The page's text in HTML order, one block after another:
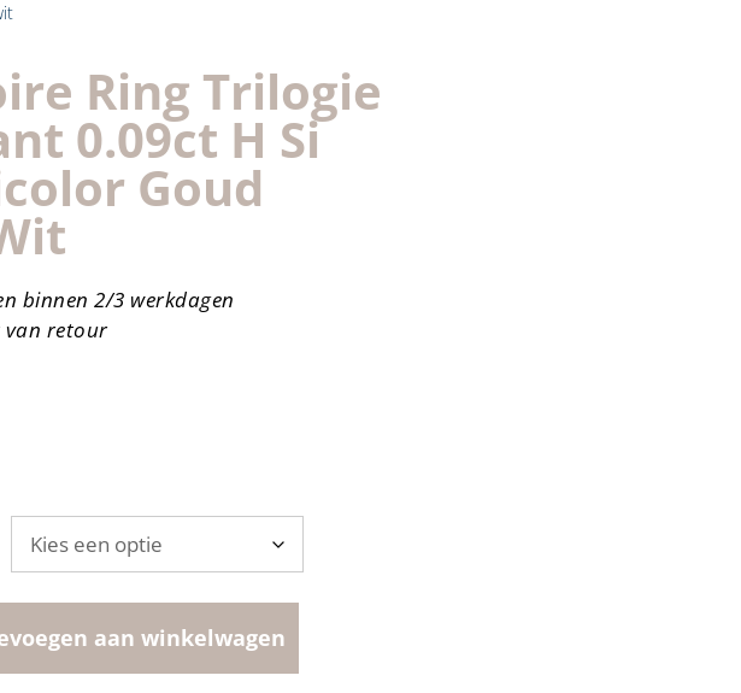
Ring Trilogie
0.09ct H Si
Goud
binnen 2/3 werkdagen
van retour
aan winkelwagen